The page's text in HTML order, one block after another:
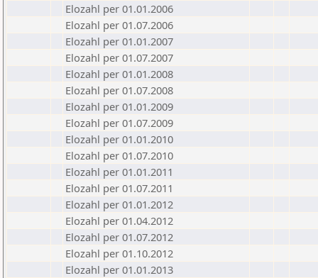
Elozahl per 01.01.2006
Elozahl per 01.07.2006
Elozahl per 01.01.2007
Elozahl per 01.07.2007
Elozahl per 01.01.2008
Elozahl per 01.07.2008
Elozahl per 01.01.2009
Elozahl per 01.07.2009
Elozahl per 01.01.2010
Elozahl per 01.07.2010
Elozahl per 01.01.2011
Elozahl per 01.07.2011
Elozahl per 01.01.2012
Elozahl per 01.04.2012
Elozahl per 01.07.2012
Elozahl per 01.10.2012
Elozahl per 01.01.2013